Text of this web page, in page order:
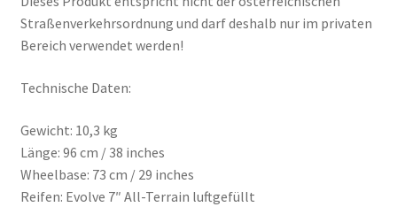
Straßenverkehrsordnung und darf deshalb nur im privaten
Bereich verwendet werden!
Technische Daten:
Gewicht: 10,3 kg
Länge: 96 cm / 38 inches
Wheelbase: 73 cm / 29 inches
Reifen: Evolve 7″ All-Terrain luftgefüllt